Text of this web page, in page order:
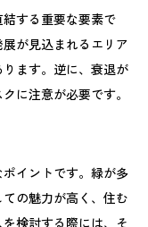
する重要な要素で
が見込まれるエリア
ます。逆に、衰退が
に注意が必要です。
イントです。緑が多
の魅力が高く、住む
検討する際には、そ